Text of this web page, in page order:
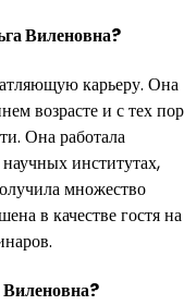
Виленовна?
карьеру. Она
возрасте и с тех пор
Она работала
институтах,
множество
в качестве гостя на